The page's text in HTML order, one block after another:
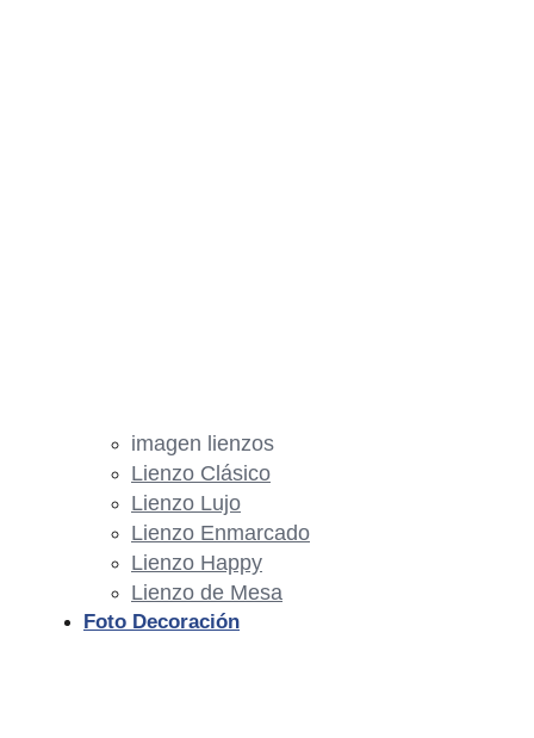
imagen lienzos
Lienzo Clásico
Lienzo Lujo
Lienzo Enmarcado
Lienzo Happy
Lienzo de Mesa
Foto Decoración